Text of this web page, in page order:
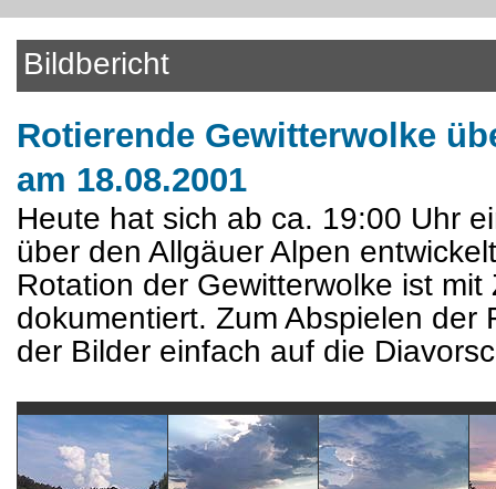
Bildbericht
Rotierende Gewitterwolke
am 18.08.2001
Heute hat sich ab ca. 19:00 Uhr
über den Allgäuer Alpen
Rotation der Gewitterwolke ist mit
dokumentiert. Zum Abspielen der
der Bilder einfach auf die